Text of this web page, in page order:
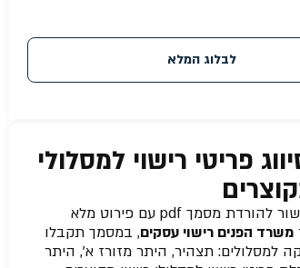
לבלוג המלא
פריטי רישוי למסלולי
לנוחותכם, קישור להורדת מסמך pdf עם פירוט מלא
משרד הפנים רישוי עסקים, במסמך תקבלו
למסלולים: תצהיר, היתר מזורז א’, היתר